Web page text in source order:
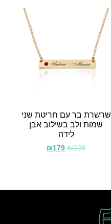
שרשרת בר עם חריטת שני
שמות ולב בשילוב אבן
לידה
₪229
₪179